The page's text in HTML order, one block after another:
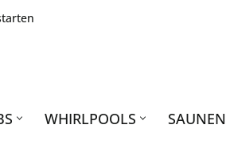
WHIRLPOOLS SAUNEN